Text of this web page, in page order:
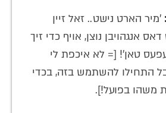
'מיר הארט נישט.. זאל זיין
אנגהויבן נוצן, אויף כדי זיך
טאן'! [= לא איכפת לי
התחילו להשתמש בזה, בכדי
משהו בפועל!].